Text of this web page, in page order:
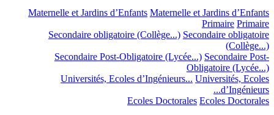
Maternelle et Jardins d’Enfants Maternelle et Jardins d’Enfants
Primaire Primaire
Secondaire obligatoire (Collège...) Secondaire obligatoire
(Collège...)
Secondaire Post-Obligatoire (Lycée...) Secondaire Post-
Obligatoire (Lycée...)
Universités, Ecoles d’Ingénieurs... Universités, Ecoles
d’Ingénieurs...
Ecoles Doctorales Ecoles Doctorales